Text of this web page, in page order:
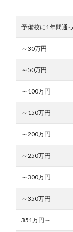
予備校に1年間通
～30万円
～50万円
～100万円
～150万円
～200万円
～250万円
～300万円
～350万円
351万円～